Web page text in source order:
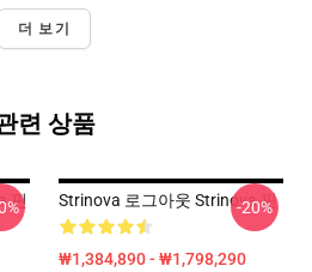
더 보기
련 상품
핀 Strinova 로그아웃 Strinova 핀
₩1,384,890 - ₩1,798,290
-20%